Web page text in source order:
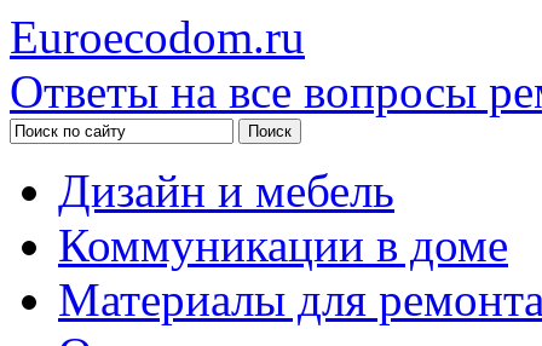
Euroecodom.ru
Ответы на все вопросы
Дизайн и мебель
Коммуникации в доме
Материалы для